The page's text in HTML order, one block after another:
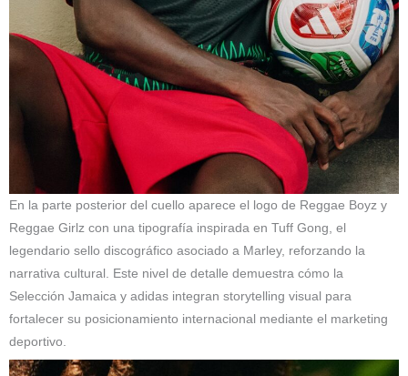
En la parte posterior del cuello aparece el logo de Reggae Boyz y
Reggae Girlz con una tipografía inspirada en Tuff Gong, el
legendario sello discográfico asociado a Marley, reforzando la
narrativa cultural. Este nivel de detalle demuestra cómo la
Selección Jamaica y adidas integran storytelling visual para
fortalecer su posicionamiento internacional mediante el marketing
deportivo.